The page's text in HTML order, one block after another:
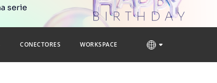
serie
CONECTORES WORKSPACE